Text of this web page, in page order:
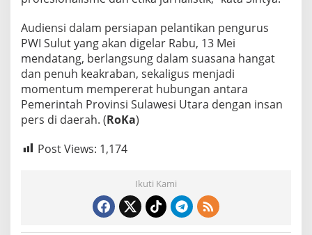
Audiensi dalam persiapan pelantikan pengurus
PWI Sulut yang akan digelar Rabu, 13 Mei
mendatang, berlangsung dalam suasana hangat
dan penuh keakraban, sekaligus menjadi
momentum mempererat hubungan antara
Pemerintah Provinsi Sulawesi Utara dengan insan
pers di daerah. (RoKa)
Post Views: 1,174
Ikuti Kami